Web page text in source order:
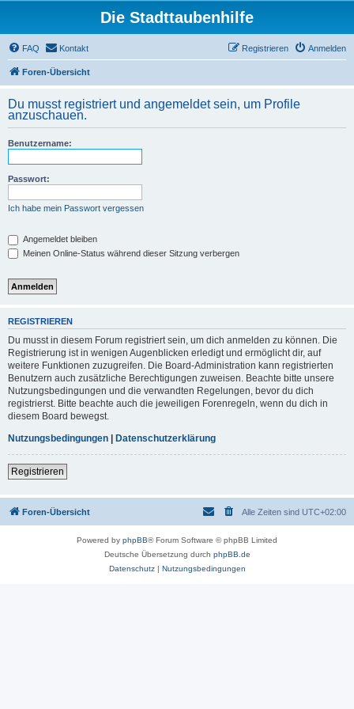
Die Stadttaubenhilfe
FAQ Kontakt Anmelden
Registrieren
Foren-Übersicht
Du musst registriert und angemeldet sein, um Profile
anzuschauen.
Benutzername:
Passwort:
Ich habe mein Passwort vergessen
Angemeldet bleiben
Meinen Online-Status während dieser Sitzung verbergen
REGISTRIEREN
Du musst in diesem Forum registriert sein, um dich anmelden zu können. Die
Registrierung ist in wenigen Augenblicken erledigt und ermöglicht dir, auf
weitere Funktionen zuzugreifen. Die Board-Administration kann registrierten
Benutzern auch zusätzliche Berechtigungen zuweisen. Beachte bitte unsere
Nutzungsbedingungen und die verwandten Regelungen, bevor du dich
registrierst. Bitte beachte auch die jeweiligen Forenregeln, wenn du dich in
diesem Board bewegst.
Nutzungsbedingungen | Datenschutzerklärung
Registrieren
Foren-Übersicht Alle Zeiten sind UTC+02:00
Powered by phpBB® Forum Software © phpBB Limited
Deutsche Übersetzung durch phpBB.de
Datenschutz| Nutzungsbedingungen